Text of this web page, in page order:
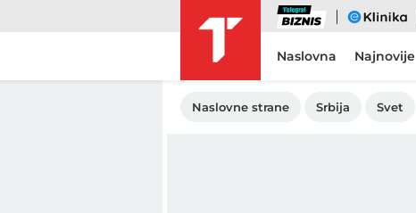
Biznis eKlinika
Naslovna Najnovije
Naslovne strane Srbija Svet